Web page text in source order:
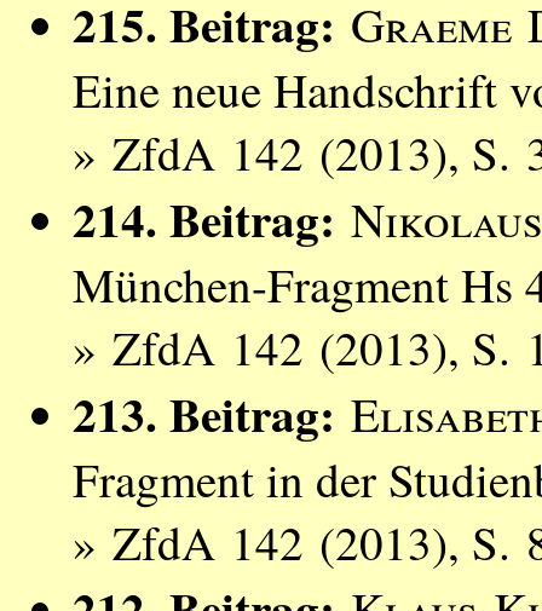
215. Beitrag: Graeme
Eine neue Handschrift
» ZfdA 142 (2013), S.
214. Beitrag:
München-Fragment Hs
» ZfdA 142 (2013), S.
213. Beitrag:
Fragment in der
» ZfdA 142 (2013), S.